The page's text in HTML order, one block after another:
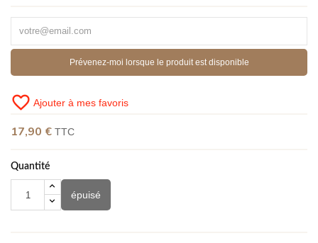
Prévenez-moi lorsque le produit est disponible
favorite_border Ajouter à mes favoris
17,90 € TTC
Quantité
épuisé